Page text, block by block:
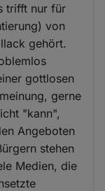
trifft nur für
von
gehört.
gottlosen
gerne
"kann",
Angeboten
stehen
Medien, die